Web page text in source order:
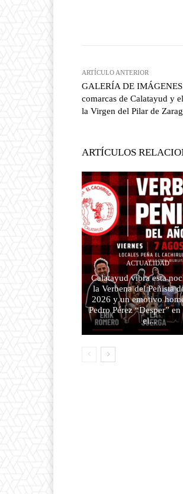
ARTÍCULO ANTERIOR
GALERÍA DE
comarcas de Calatayud y
la Virgen del Pilar de
ARTÍCULOS
ACTUALIDAD
Calatayud vibra esta
la Verbena del Peñista
2026 y un emotivo
Pedro Pérez “Desper” en
el...